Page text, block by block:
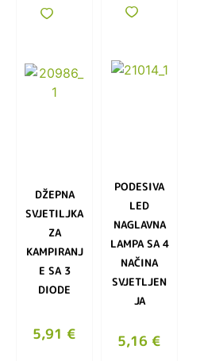
DŽEPNA
SVJETILJKA
ZA
KAMPIRANJ
E SA 3
DIODE
5,91 €
PODESIVA
LED
NAGLAVNA
LAMPA SA 4
NAČINA
SVJETLJEN
JA
5,16 €